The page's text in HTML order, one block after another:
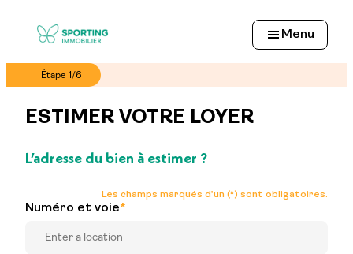
Menu
Étape 1/6
ESTIMER VOTRE LOYER
L’adresse du bien à estimer ?
Les champs marqués d’un (*) sont obligatoires.
Numéro et voie